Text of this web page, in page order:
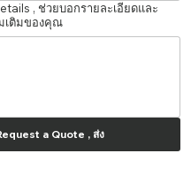
, ช่วยบอกรายละเอียดและ
เติมของคุณ
a Quote , ส่ง